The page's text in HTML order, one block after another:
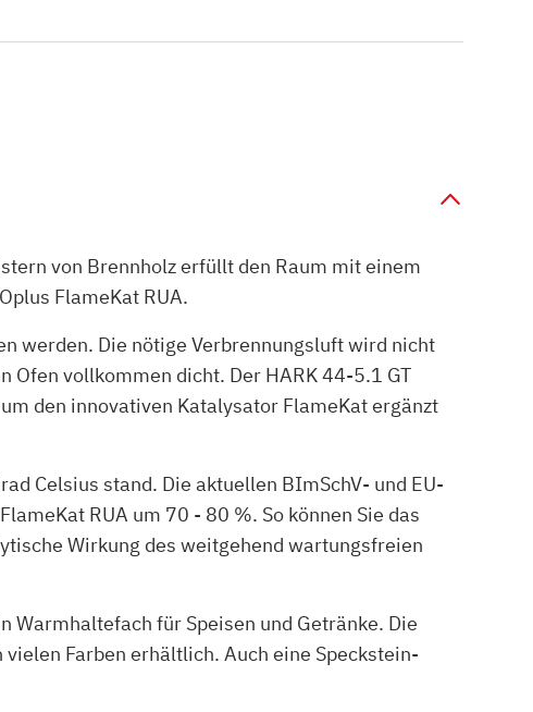
von Brennholz erfüllt den Raum mit einem
FlameKat RUA.
werden. Die nötige Verbrennungsluft wird nicht
Ofen vollkommen dicht. Der HARK 44-5.1 GT
den innovativen Katalysator FlameKat ergänzt
Celsius stand. Die aktuellen BImSchV- und EU-
RUA um 70 - 80 %. So können Sie das
Wirkung des weitgehend wartungsfreien
Warmhaltefach für Speisen und Getränke. Die
Farben erhältlich. Auch eine Speckstein-